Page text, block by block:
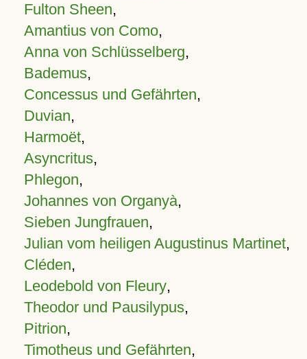
Fulton Sheen,
Amantius von Como,
Anna von Schlüsselberg,
Bademus,
Concessus und Gefährten,
Duvian,
Harmoët,
Asyncritus,
Phlegon,
Johannes von Organyà,
Sieben Jungfrauen,
Julian vom heiligen Augustinus Martinet,
Cléden,
Leodebold von Fleury,
Theodor und Pausilypus,
Pitrion,
Timotheus und Gefährten,